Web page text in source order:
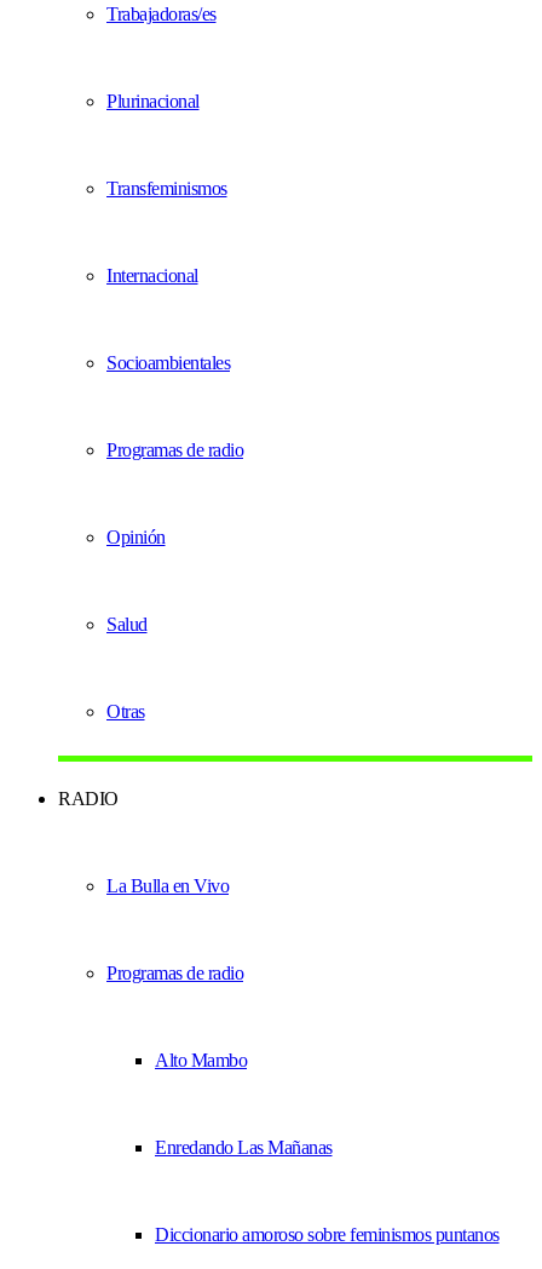
Trabajadoras/es
Plurinacional
Transfeminismos
Internacional
Socioambientales
Programas de radio
Opinión
Salud
Otras
RADIO
La Bulla en Vivo
Programas de radio
Alto Mambo
Enredando Las Mañanas
Diccionario amoroso sobre feminismos puntanos